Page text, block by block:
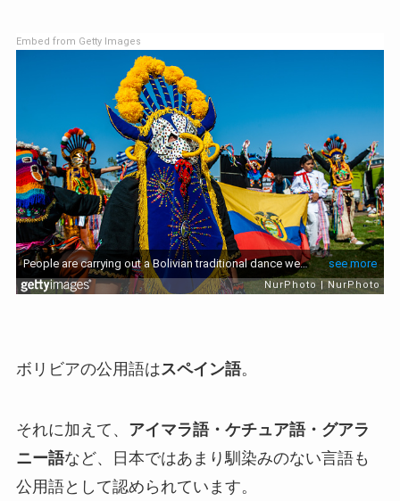
Embed from Getty Images
ボリビアの公用語はスペイン語。
それに加えて、 アイマラ語・ケチュア語・グアラ
ニー語など、日本ではあまり馴染みのない言語も
公用語として認められています。